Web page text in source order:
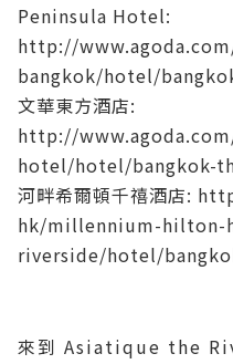
Peninsula Hotel:
http://
bangkok/hotel/
文華東方酒店:
http://
hotel/hotel/bangkok-
河畔希爾頓千禧酒店:
hk/millennium-hilton-
riverside/hotel/
來到 Asiatique the